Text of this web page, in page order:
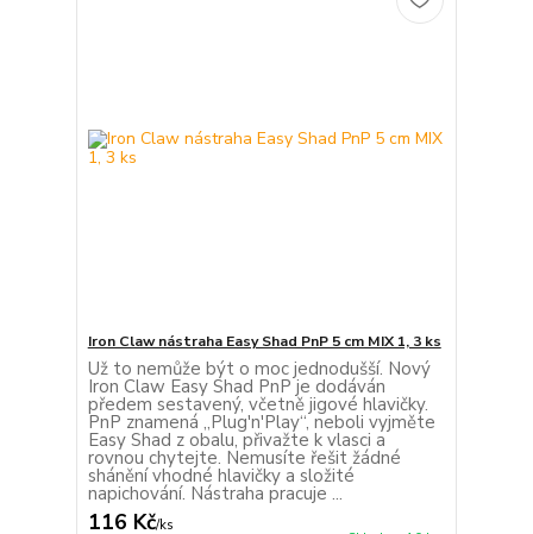
Iron Claw nástraha Easy Shad PnP 5 cm MIX 1, 3 ks
Už to nemůže být o moc jednodušší. Nový
Iron Claw Easy Shad PnP je dodáván
předem sestavený, včetně jigové hlavičky.
PnP znamená „Plug'n'Play“, neboli vyjměte
Easy Shad z obalu, přivažte k vlasci a
rovnou chytejte. Nemusíte řešit žádné
shánění vhodné hlavičky a složité
napichování. Nástraha pracuje ...
116 Kč/ks